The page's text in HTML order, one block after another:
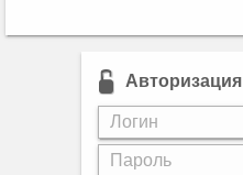
Авторизация